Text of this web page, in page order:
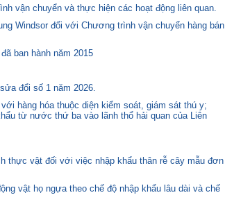
vận chuyển và thực hiện các hoạt động liên quan.
Windsor đối với Chương trình vận chuyển hàng bán
ban hành năm 2015
đổi số 1 năm 2026.
hàng hóa thuộc diện kiểm soát, giám sát thú y;
từ nước thứ ba vào lãnh thổ hải quan của Liên
thực vật đối với việc nhập khẩu thân rễ cây mẫu đơn
vật họ ngựa theo chế độ nhập khẩu lâu dài và chế